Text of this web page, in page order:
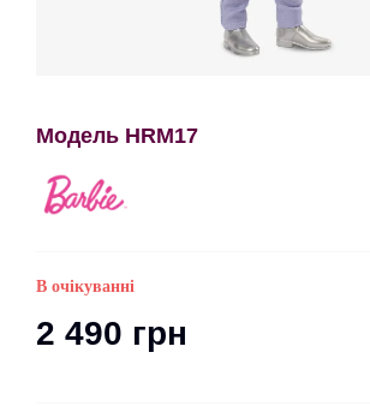
Модель HRM17
В очікуванні
2 490 грн